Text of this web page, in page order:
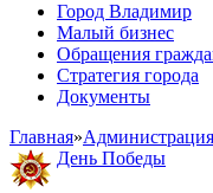
Город Владимир
Малый бизнес
Обращения
Стратегия города
Документы
Главная»Администрация
День Победы